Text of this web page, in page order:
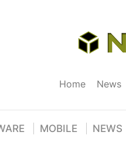
Home News
MOBILE NEWS